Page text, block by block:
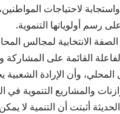
لاحتياجات
رسم أولوياتها التنموية.
الانتخابية لمجالس
القائمة على المشاركة
المحلي، وأن الإرادة
والمشاريع التنموية في
أثبتت أن التنمية لا